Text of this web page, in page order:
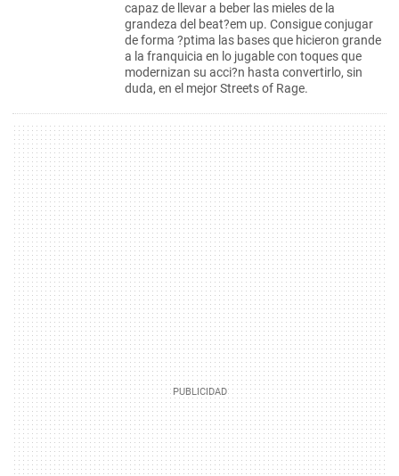
capaz de llevar a beber las mieles de la
grandeza del beat?em up. Consigue conjugar
de forma ?ptima las bases que hicieron grande
a la franquicia en lo jugable con toques que
modernizan su acci?n hasta convertirlo, sin
duda, en el mejor Streets of Rage.